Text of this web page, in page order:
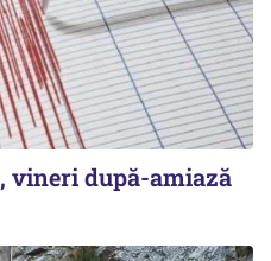
vineri după-amiază